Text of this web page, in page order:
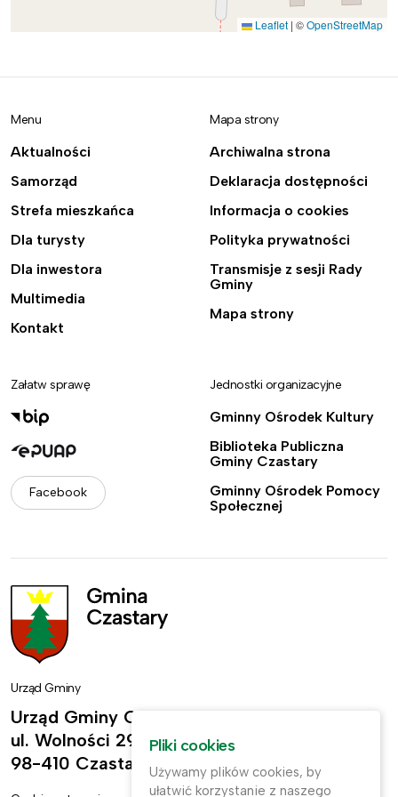
Leaflet | ©OpenStreetMap
Menu
Aktualności
Samorząd
Strefa mieszkańca
Dla turysty
Dla inwestora
Multimedia
Kontakt
Mapa strony
Archiwalna strona
Deklaracja dostępności
Informacja o cookies
Polityka prywatności
Transmisje z sesji Rady
Gminy
Mapa strony
Załatw sprawę
Facebook
Jednostki organizacyjne
Gminny Ośrodek Kultury
Biblioteka Publiczna
Gminy Czastary
Gminny Ośrodek Pomocy
Społecznej
Urząd Gminy
Urząd Gminy Czastary
ul. Wolności 29,
98-410 Czastary
Pliki cookies
Używamy plików cookies, by
ułatwić korzystanie z naszego